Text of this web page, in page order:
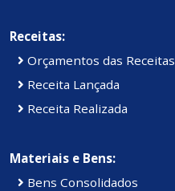
Receitas:
Orçamentos das Receitas
Receita Lançada
Receita Realizada
Materiais e Bens:
Bens Consolidados